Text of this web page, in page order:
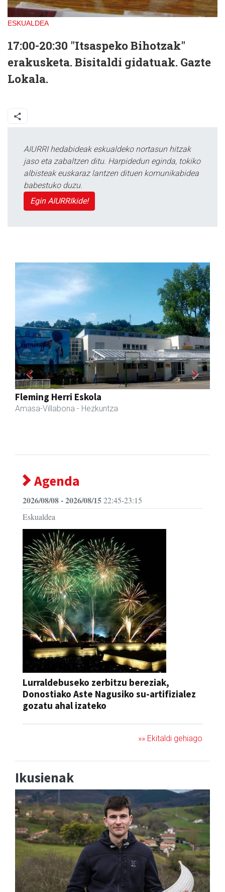
ESKUALDEA
17:00-20:30 "Itsaspeko Bihotzak"
erakusketa. Bisitaldi gidatuak. Gazte
Lokala.
AIURRI hedabideak eskualdeko nortasun hitzak
jaso eta zabaltzen ditu. Harpidedun eginda, tokiko
albisteak euskaraz lantzen dituen komunikabidea
babestuko duzu.
Egin AIURRIkide!
Arruti gozotegia
Andoain - Gozotegiak
Previous Next
Agenda
2026/08/08 - 2026/08/1522:45-23:15
Eskualdea
Lurraldebuseko zerbitzu bereziak,
Donostiako Aste Nagusiko su-artifizialez
gozatu ahal izateko
»» Ekitaldi gehiago
Ikusienak